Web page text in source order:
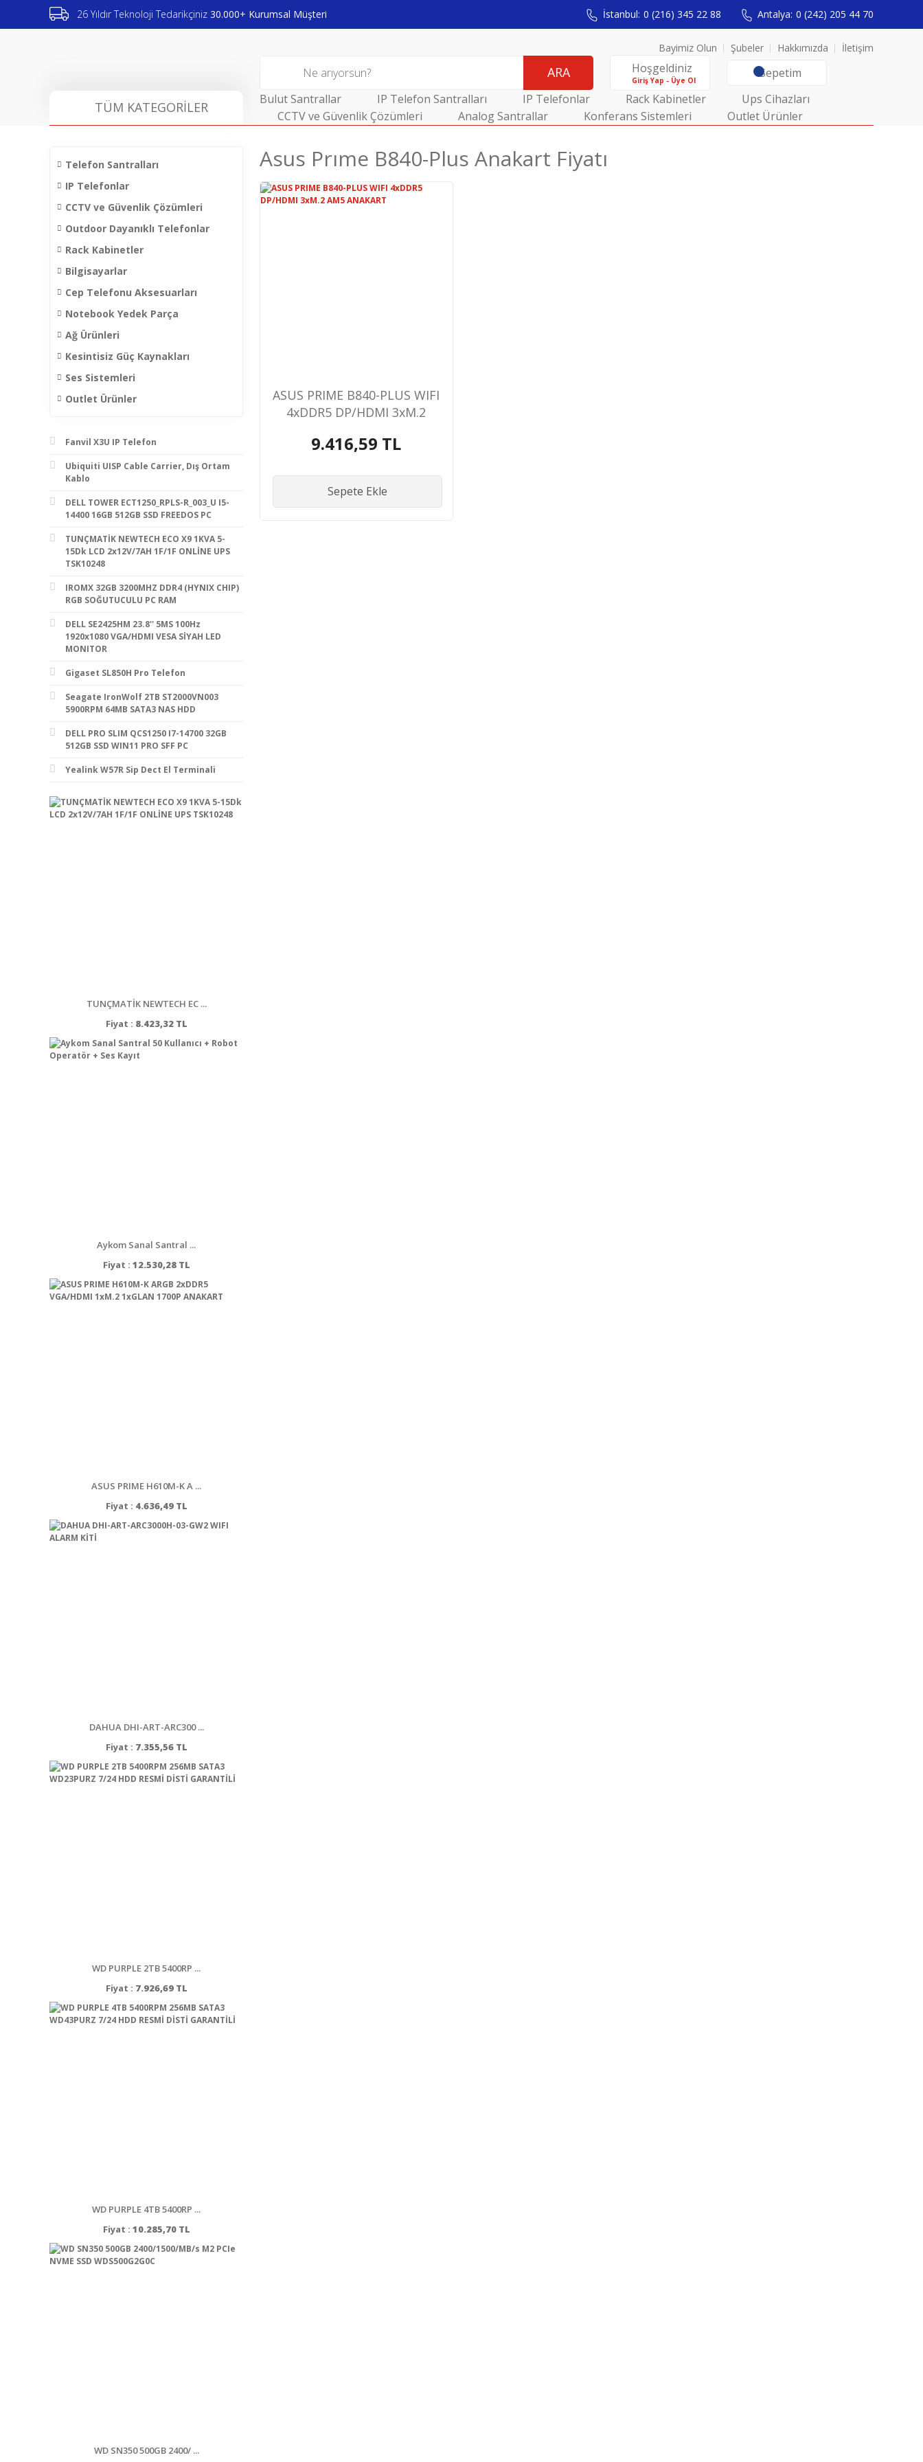
26 Yıldır Teknoloji Tedarikçiniz 30.000+ Kurumsal Müşteri İstanbul: 0 (216) 345 22 88 Antalya: 0 (242) 205 44 70
Bayimiz Olun Şubeler Hakkımızda İletişim
ARA Hoşgeldiniz
Giriş Yap - Üye Ol Sepetim
TÜM KATEGORİLER Bulut Santrallar IP Telefon Santralları IP Telefonlar Rack Kabinetler
Ups Cihazları
CCTV ve Güvenlik Çözümleri
Analog Santrallar Konferans Sistemleri Outlet Ürünler
Telefon Santralları
IP Telefonlar
CCTV ve Güvenlik Çözümleri
Outdoor Dayanıklı Telefonlar
Rack Kabinetler
Bilgisayarlar
Cep Telefonu Aksesuarları
Notebook Yedek Parça
Ağ Ürünleri
Kesintisiz Güç Kaynakları
Ses Sistemleri
Outlet Ürünler
Fanvil X3U IP Telefon
Ubiquiti UISP Cable Carrier, Dış Ortam
Kablo
DELL TOWER ECT1250_RPLS-R_003_U I5-
14400 16GB 512GB SSD FREEDOS PC
TUNÇMATİK NEWTECH ECO X9 1KVA 5-
15Dk LCD 2x12V/7AH 1F/1F ONLİNE UPS
TSK10248
IROMX 32GB 3200MHZ DDR4 (HYNIX CHIP)
RGB SOĞUTUCULU PC RAM
DELL SE2425HM 23.8'' 5MS 100Hz
1920x1080 VGA/HDMI VESA SİYAH LED
MONITOR
Gigaset SL850H Pro Telefon
Seagate IronWolf 2TB ST2000VN003
5900RPM 64MB SATA3 NAS HDD
DELL PRO SLIM QCS1250 I7-14700 32GB
512GB SSD WIN11 PRO SFF PC
Yealink W57R Sip Dect El Terminali
TUNÇMATİK NEWTECH EC ...
Fiyat : 8.423,32 TL
Aykom Sanal Santral ...
Fiyat : 12.530,28 TL
ASUS PRIME H610M-K A ...
Fiyat : 4.636,49 TL
DAHUA DHI-ART-ARC300 ...
Fiyat : 7.355,56 TL
WD PURPLE 2TB 5400RP ...
Fiyat : 7.926,69 TL
WD PURPLE 4TB 5400RP ...
Fiyat : 10.285,70 TL
WD SN350 500GB 2400/ ...
Asus Prıme B840-Plus Anakart Fiyatı
ASUS PRIME B840-PLUS WIFI
4xDDR5 DP/HDMI 3xM.2
9.416,59 TL
Sepete Ekle